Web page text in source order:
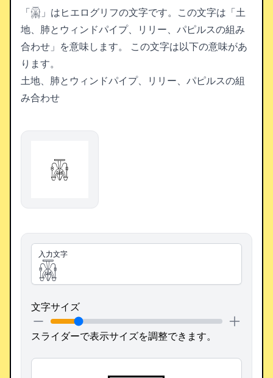
「𓋍」はヒエログリフの文字です。この文字は「土
地、肺とウィンドパイプ、リリー、パピルスの組み
合わせ」を意味します。
この文字は以下の意味があ
ります。
土地、肺とウィンドパイプ、リリー、パピルスの組
み合わせ
𓋍
入力文字
文字サイズ
スライダーで表示サイズを調整できます。